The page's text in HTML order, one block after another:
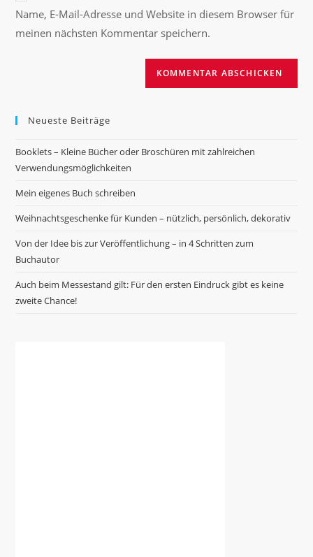
Name, E-Mail-Adresse und Website in diesem Browser für
meinen nächsten Kommentar speichern.
Neueste Beiträge
Booklets – Kleine Bücher oder Broschüren mit zahlreichen
Verwendungsmöglichkeiten
Mein eigenes Buch schreiben
Weihnachtsgeschenke für Kunden – nützlich, persönlich, dekorativ
Von der Idee bis zur Veröffentlichung – in 4 Schritten zum
Buchautor
Auch beim Messestand gilt: Für den ersten Eindruck gibt es keine
zweite Chance!